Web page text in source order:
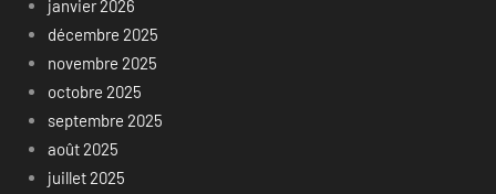
janvier 2026
décembre 2025
novembre 2025
octobre 2025
septembre 2025
août 2025
juillet 2025